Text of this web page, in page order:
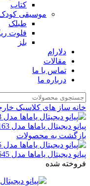
کتاب
موسیقی
طبلک
فلوت
بلز
دلارام
مقالات
تماس با ما
درباره ما
خانه ساز های کلاسیک
پیانو دیجیتال یاماها مدل YDP-163
بازگشت به محصولات
پیانو دیجیتال یاماها مدل CLP-645
فروخته شده